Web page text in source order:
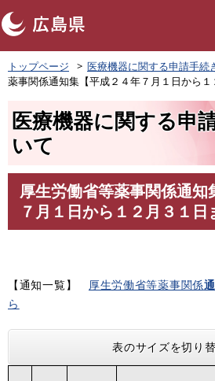
ペ
ー
ジ
す
トップページ 医療機器に関する申請手続
薬事関係通知集【平成２４年７月１日から１
医療機器に関する申
いて
厚生労働省等薬事関係通知
７月１日から１２月３１日
【通知一覧】 厚生労働省等薬事関係
ら
表のサイズを切り